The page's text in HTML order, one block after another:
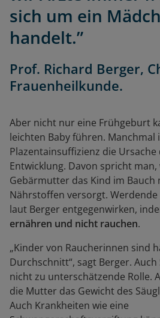
sich um ein
handelt.”
Prof. Richard Berger,
Frauenheilkunde.
Aber nicht nur eine Frühgeburt
leichten Baby führen. Manchmal
Plazentainsuffizienz die
Entwicklung. Davon spricht man,
Gebärmutter das Kind im
Nährstoffen versorgt.
laut Berger entgegenwirken,
ernähren und nicht rauchen.
„Kinder von Raucherinnen sind
Durchschnitt“, sagt Berger.
nicht zu unterschätzende Rolle.
die Mutter das Gewicht des
Auch Krankheiten wie eine